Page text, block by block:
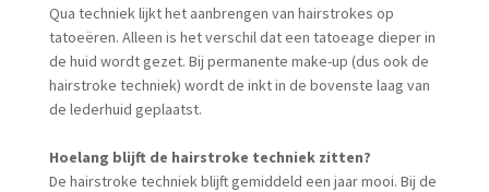
Qua techniek lijkt het aanbrengen van hairstrokes op
tatoeëren. Alleen is het verschil dat een tatoeage dieper in
de huid wordt gezet. Bij permanente make-up (dus ook de
hairstroke techniek) wordt de inkt in de bovenste laag van
de lederhuid geplaatst.
Hoelang blijft de hairstroke techniek zitten?
De hairstroke techniek blijft gemiddeld een jaar mooi. Bij de